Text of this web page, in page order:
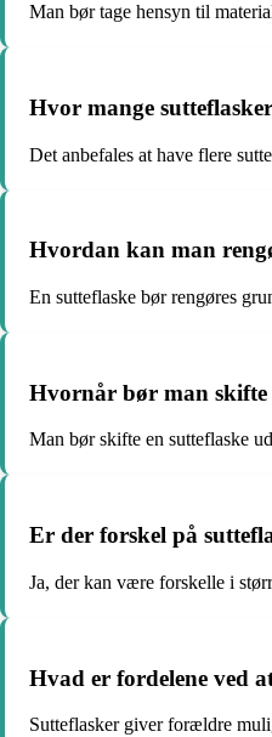
Man bør tage hensyn til
Hvor mange
Det anbefales at have flere
Hvordan kan man
En sutteflaske bør rengøres
Hvornår bør man skifte
Man bør skifte en sutteflaske
Er der forskel på
Ja, der kan være forskelle i
Hvad er fordelene ved
Sutteflasker giver forældre